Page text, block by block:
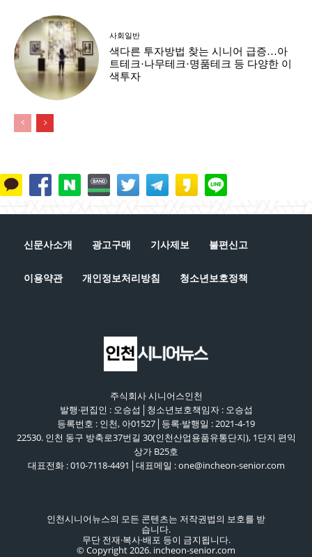
사회일반
색다른 투자방법 찾는 시니어 급증…아
트테크·나무테크·명품테크 등 다양한 이
색투자
신문사소개 광고구매 기사제보 불편신고
이용약관 개인정보처리방침 청소년보호정책
주식회사 시니어스인천
발행·편집인 : 오승섭│청소년보호책임자 : 오승섭
등록번호 : 인천, 아01527│등록·발행일 : 2021-4-19
22530. 인천 동구 방축로37번길 30(인천산업용품유통단지), 1단지 편익
상가 B25호
대표전화 : 010-7118-4491│대표메일 : one@incheon-senior.com
인천시니어뉴스의 모든 콘텐츠는 저작권법의 보호를 받
습니다.
무단 전재·복사·배포 등이 금지됩니다.
© Copyright 2026. incheon-senior.com